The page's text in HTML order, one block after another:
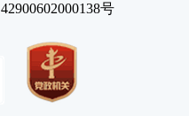
42900602000138号